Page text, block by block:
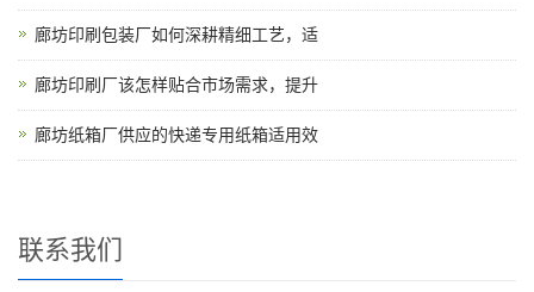
廊坊印刷包装厂如何深耕精细工艺，适
廊坊印刷厂该怎样贴合市场需求，提升
廊坊纸箱厂供应的快递专用纸箱适用效
联系我们